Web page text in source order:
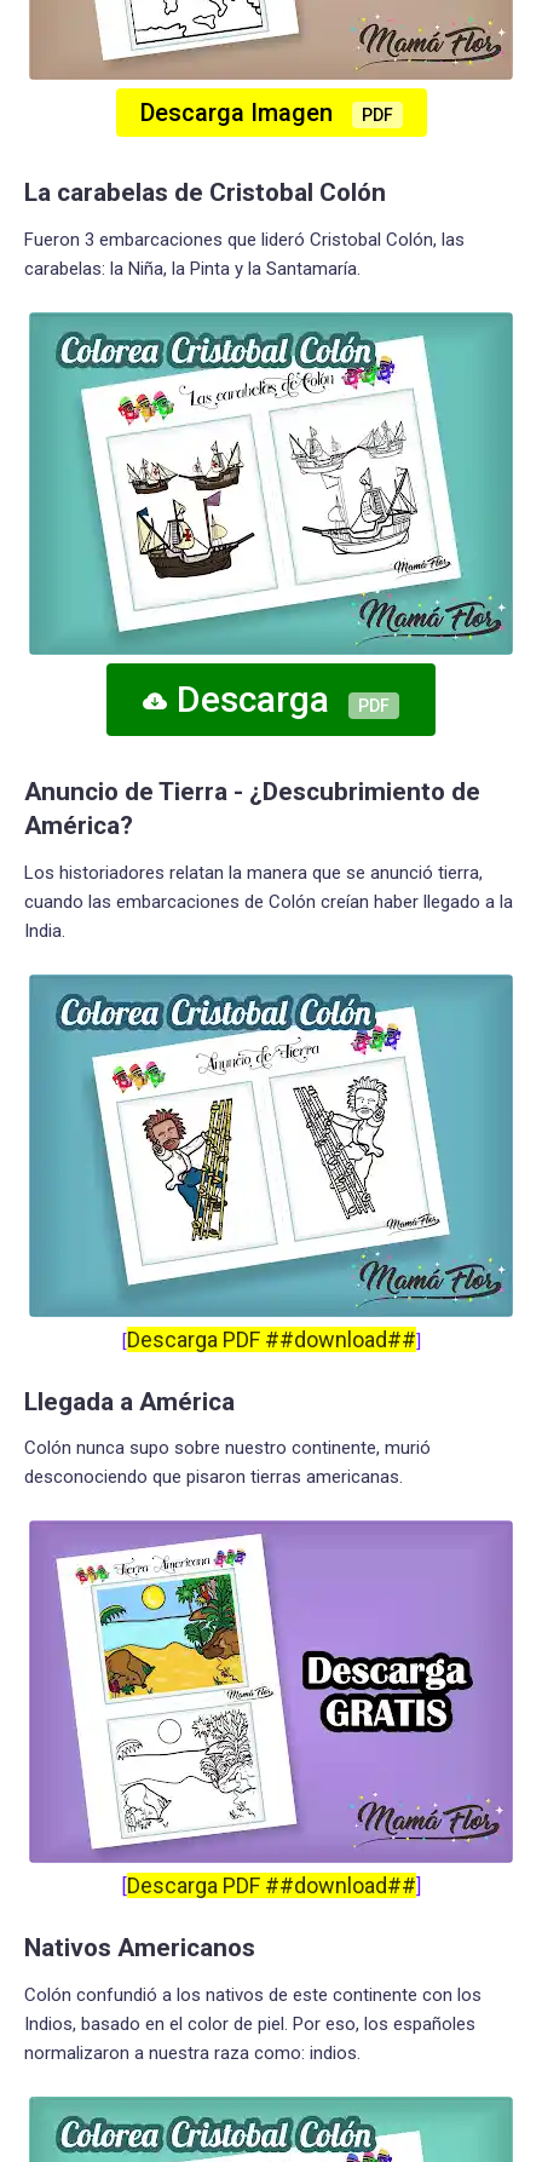
Descarga Imagen PDF
La carabelas de Cristobal Colón
Fueron 3 embarcaciones que lideró Cristobal Colón, las
carabelas: la Niña, la Pinta y la Santamaría.
Descarga PDF
Anuncio de Tierra - ¿Descubrimiento de
América?
Los historiadores relatan la manera que se anunció tierra,
cuando las embarcaciones de Colón creían haber llegado a la
India.
[Descarga PDF ##download##]
Llegada a América
Colón nunca supo sobre nuestro continente, murió
desconociendo que pisaron tierras americanas.
Descarga PDF ##download##
Nativos Americanos
Colón confundió a los nativos de este continente con los
Indios, basado en el color de piel. Por eso, los españoles
normalizaron a nuestra raza como: indios.